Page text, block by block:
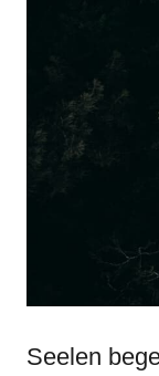
Seelen